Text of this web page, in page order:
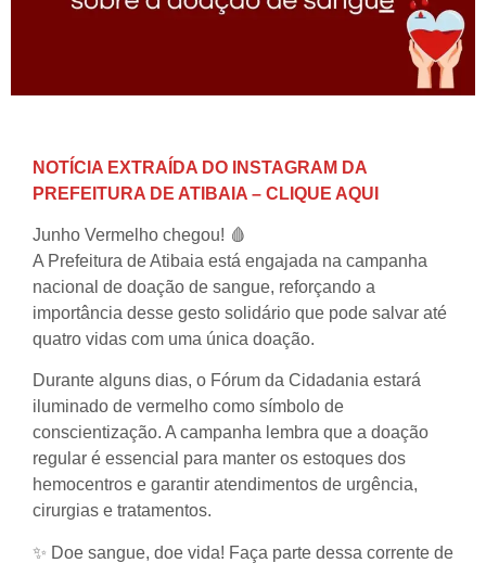
NOTÍCIA EXTRAÍDA DO INSTAGRAM DA
PREFEITURA DE ATIBAIA – CLIQUE AQUI
Junho Vermelho chegou! 🩸
A Prefeitura de Atibaia está engajada na campanha
nacional de doação de sangue, reforçando a
importância desse gesto solidário que pode salvar até
quatro vidas com uma única doação.
Durante alguns dias, o Fórum da Cidadania estará
iluminado de vermelho como símbolo de
conscientização. A campanha lembra que a doação
regular é essencial para manter os estoques dos
hemocentros e garantir atendimentos de urgência,
cirurgias e tratamentos.
✨ Doe sangue, doe vida! Faça parte dessa corrente de